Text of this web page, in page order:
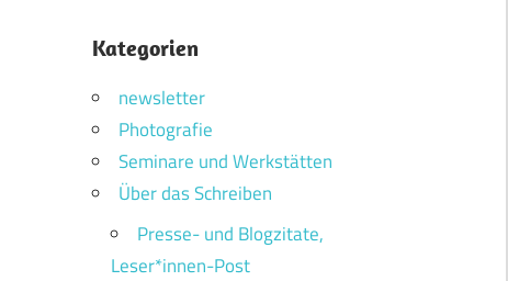
Kategorien
newsletter
Photografie
Seminare und Werkstätten
Über das Schreiben
Presse- und Blogzitate,
Leser*innen-Post